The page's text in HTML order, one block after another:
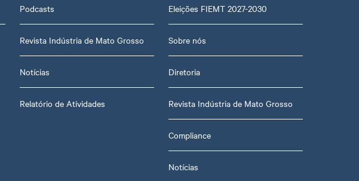
Podcasts
Revista Indústria de Mato Grosso
Notícias
Relatório de Atividades
Eleições FIEMT 2027-2030
Sobre nós
Diretoria
Revista Indústria de Mato Grosso
Compliance
Notícias